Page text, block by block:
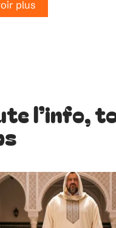
plus
l’info,